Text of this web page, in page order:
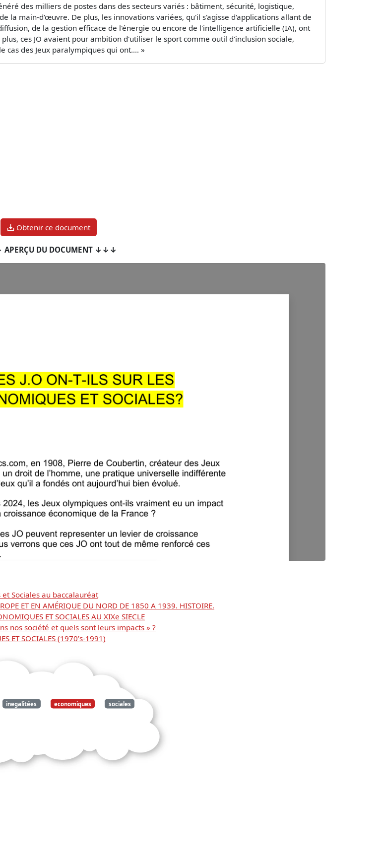
des milliers de postes dans des secteurs variés : bâtiment, sécurité, logistique,
la main-d'œuvre. De plus, les innovations variées, qu'il s'agisse d'applications allant de
de la gestion efficace de l'énergie ou encore de l'intelligence artificielle (IA), ont
ces JO avaient pour ambition d'utiliser le sport comme outil d'inclusion sociale,
cas des Jeux paralympiques qui ont.... »
Obtenir ce document
DU DOCUMENT ↓↓↓
ce
document
Sociales au baccalauréat
ET EN AMÉRIQUE DU NORD DE 1850 A 1939. HISTOIRE.
ET SOCIALES AU XIXe SIECLE
nos société et quels sont leurs impacts » ?
ET SOCIALES (1970’s-1991)
inegalitées economiques sociales